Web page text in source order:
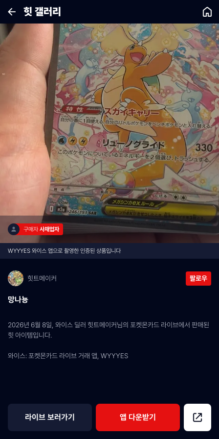
힛 갤러리
구매자 사채업자
WYYYES 와이스 앱으로 촬영한 인증된 상품입니다
힛트메이커 팔로우
망나뇽
2026년 6월 8일, 와이스 딜러 힛트메이커님의 포켓몬카드 라이브에서 판매된
힛 아이템입니다.
와이스: 포켓몬카드 라이브 거래 앱, WYYYES
라이브 보러가기 앱 다운받기